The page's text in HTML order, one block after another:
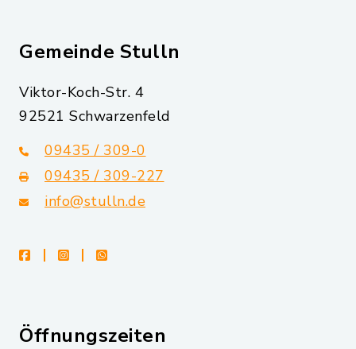
Gemeinde Stulln
Viktor-Koch-Str. 4
92521 Schwarzenfeld
09435 / 309-0
09435 / 309-227
info@stulln.de
facebookinstagramwhatsapp
Öffnungszeiten